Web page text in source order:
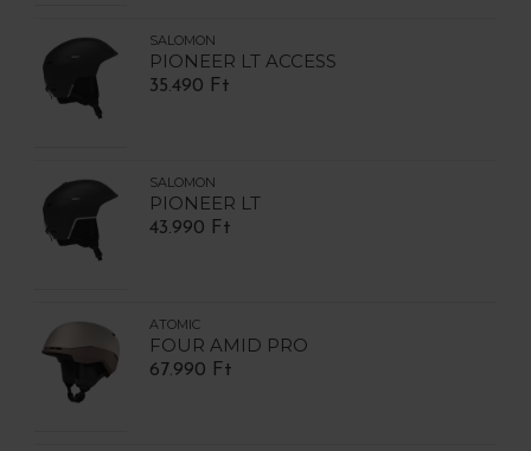
SALOMON
PIONEER LT ACCESS
35.490 Ft
SALOMON
PIONEER LT
43.990 Ft
ATOMIC
FOUR AMID PRO
67.990 Ft